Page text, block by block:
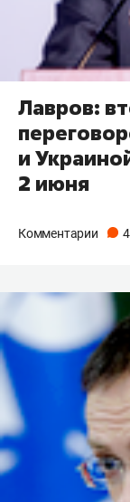
Лавров:
и
2 июня
Комментарии 4